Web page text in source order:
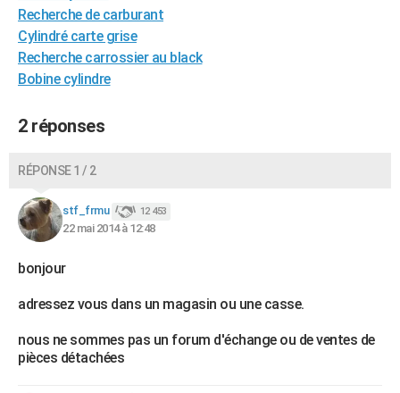
Destinations
City break
Voyage nature
Voyage de noces
Forum
Climat
+PHOTO
GUIDES D'ACHAT
CARTE DE VOEUX
Carte de Noël
Carte Bonne année
Carte Saint-Valentin
Carte Pâques
Carte d'anniversaire
DICTIONNAIRE
Dictionnaire
Biographies
Citations
Expressions
Proverbes
PROGRAMME TV
COPAINS D'AVANT
S'inscrire
Se connecter
Lycées
Collèges
Primaires
Universités
Entreprises
Service militaire
Avis de recherche
AVIS DE DÉCÈS
FORUM
Bricolage
Lifestyle
Culture
Sport
Auto
Television
Voyage
Cinema
Recherche de carburant
Cylindré carte grise
Recherche carrossier au black
Bobine cylindre
2 réponses
RÉPONSE 1 / 2
stf_frmu 12 453
22 mai 2014 à 12:48
bonjour
adressez vous dans un magasin ou une casse.
nous ne sommes pas un forum d'échange ou de ventes de
pièces détachées